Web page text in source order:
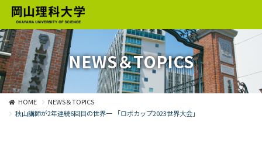
NEWS＆TOPICS
HOME
NEWS＆TOPICS
秋山講師が2年連続6回目の世界一 「ロボカップ2023世界大会」